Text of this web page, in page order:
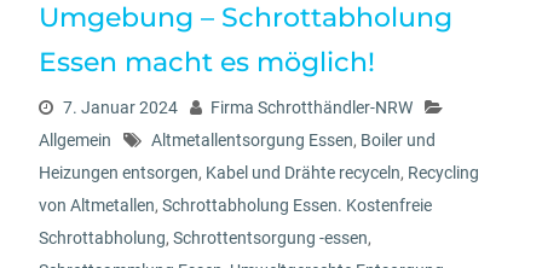
Umgebung – Schrottabholung
Essen macht es möglich!
7. Januar 2024
Firma Schrotthändler-NRW
Allgemein
Altmetallentsorgung Essen, Boiler und
Heizungen entsorgen, Kabel und Drähte recyceln, Recycling
von Altmetallen, Schrottabholung Essen. Kostenfreie
Schrottabholung, Schrottentsorgung -essen,